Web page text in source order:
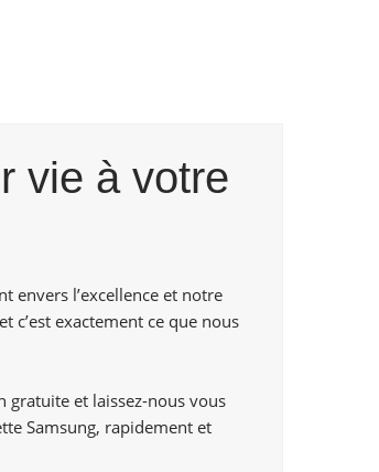
vie à votre
envers l’excellence et notre
c’est exactement ce que nous
gratuite et laissez-nous vous
Samsung, rapidement et